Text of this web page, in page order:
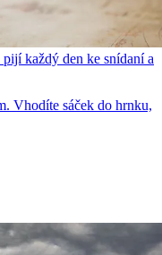
každý den ke snídaní a
Vhodíte sáček do hrnku,